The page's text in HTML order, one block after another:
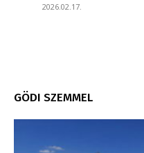
2026.02.17.
GÖDI SZEMMEL